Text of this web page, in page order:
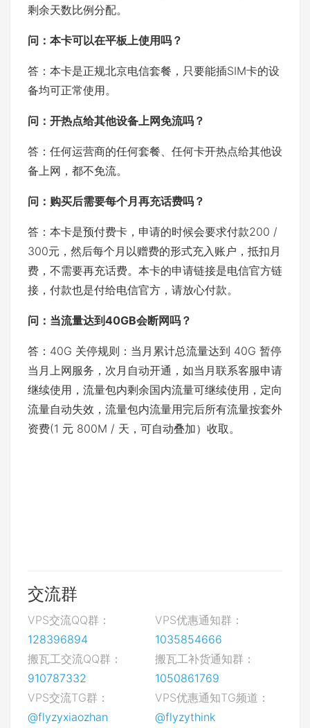
剩余天数比例分配。
问： 本卡可以在平板上使用吗？
答：本卡是正规北京电信套餐，只要能插SIM卡的设
备均可正常使用。
问：开热点给其他设备上网免流吗？
答：任何运营商的任何套餐、任何卡开热点给其他设
备上网，都不免流。
问： 购买后需要每个月再充话费吗？
答：本卡是预付费卡，申请的时候会要求付款200 /
300元，然后每个月以赠费的形式充入账户，抵扣月
费，不需要再充话费。本卡的申请链接是电信官方链
接，付款也是付给电信官方，请放心付款。
问：当流量达到40GB会断网吗？
答：40G 关停规则：当月累计总流量达到 40G 暂停
当月上网服务，次月自动开通，如当月联系客服申请
继续使用，流量包内剩余国内流量可继续使用，定向
流量自动失效，流量包内流量用完后所有流量按套外
资费(1 元 800M / 天，可自动叠加）收取。
交流群
VPS交流QQ群：
128396894
VPS优惠通知群：
1035854666
搬瓦工交流QQ群：
910787332
搬瓦工补货通知群：
1050861769
VPS交流TG群：
@flyzyxiaozhan
VPS优惠通知TG频道：
@flyzythink